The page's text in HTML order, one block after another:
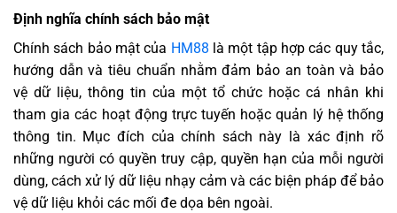
Định nghĩa chính sách bảo mật
Chính sách bảo mật của HM88là một tập hợp các quy tắc,
hướng dẫn và tiêu chuẩn nhằm đảm bảo an toàn và bảo
vệ dữ liệu, thông tin của một tổ chức hoặc cá nhân khi
tham gia các hoạt động trực tuyến hoặc quản lý hệ thống
thông tin. Mục đích của chính sách này là xác định rõ
những người có quyền truy cập, quyền hạn của mỗi người
dùng, cách xử lý dữ liệu nhạy cảm và các biện pháp để bảo
vệ dữ liệu khỏi các mối đe dọa bên ngoài.